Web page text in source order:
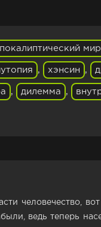
мир
, хэнсин ,
, дилемма ,
человечество,
ведь теперь